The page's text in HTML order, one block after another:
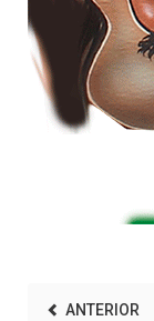
ANTERIOR